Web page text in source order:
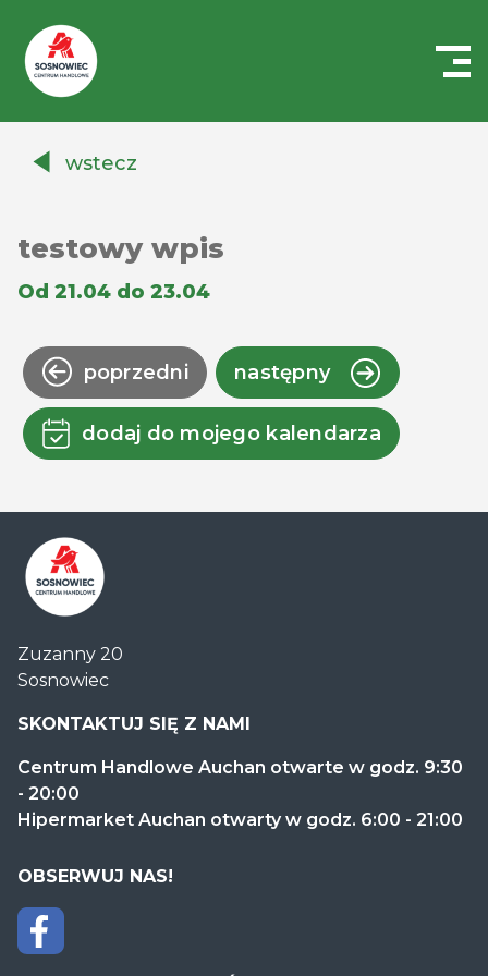
Auchanwstecz
testowy wpis
Od 21.04 do 23.04
poprzedni następny
dodaj do mojego kalendarza
Handlowe
Auchan
Sosnowiec
Zuzanny 20
Sosnowiec
SKONTAKTUJ SIĘ Z NAMI
Centrum Handlowe Auchan otwarte w godz. 9:30
- 20:00
Hipermarket Auchan otwarty w godz. 6:00 - 21:00
OBSERWUJ NAS!